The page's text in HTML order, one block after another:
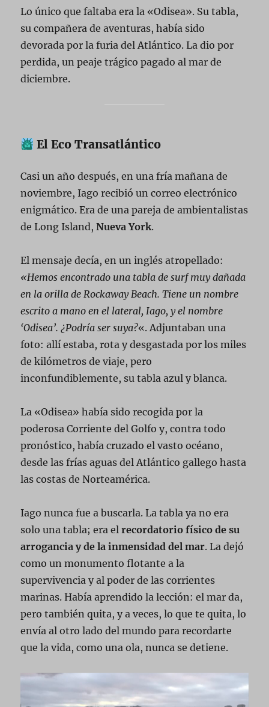
Lo único que faltaba era la «Odisea». Su tabla,
su compañera de aventuras, había sido
devorada por la furia del Atlántico. La dio por
perdida, un peaje trágico pagado al mar de
diciembre.
El Eco Transatlántico
Casi un año después, en una fría mañana de
noviembre, Iago recibió un correo electrónico
enigmático. Era de una pareja de ambientalistas
de Long Island,Nueva York.
El mensaje decía, en un inglés atropellado:
«Hemos encontrado una tabla de surf muy dañada
en la orilla de Rockaway Beach. Tiene un nombre
escrito a mano en el lateral, Iago, y el nombre
‘Odisea’. ¿Podría ser suya?«. Adjuntaban una
foto: allí estaba, rota y desgastada por los miles
de kilómetros de viaje, pero
inconfundiblemente, su tabla azul y blanca.
La «Odisea» había sido recogida por la
poderosa Corriente del Golfo y, contra todo
pronóstico, había cruzado el vasto océano,
desde las frías aguas del Atlántico gallego hasta
las costas de Norteamérica.
Iago nunca fue a buscarla. La tabla ya no era
solo una tabla; era elrecordatorio físico de su
arrogancia y de la inmensidad del mar. La dejó
como un monumento flotante a la
supervivencia y al poder de las corrientes
marinas. Había aprendido la lección: el mar da,
pero también quita, y a veces, lo que te quita, lo
envía al otro lado del mundo para recordarte
que la vida, como una ola, nunca se detiene.